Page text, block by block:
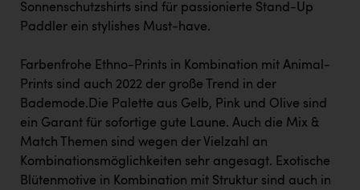
Sonnenschutzshirts sind für passionierte Stand-Up
Paddler ein stylishes Must-have.
Farbenfrohe Ethno-Prints in Kombination mit Animal-
Prints sind auch 2022 der große Trend in der
Bademode.Die Palette aus Gelb, Pink und Olive sind
ein Garant für sofortige gute Laune. Auch die Mix &
Match Themen sind wegen der Vielzahl an
Kombinationsmöglichkeiten sehr angesagt. Exotische
Blütenmotive in Kombination mit Struktur sind auch in